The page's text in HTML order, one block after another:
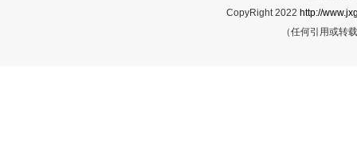
CopyRight 2022 http://
（任何引用或转